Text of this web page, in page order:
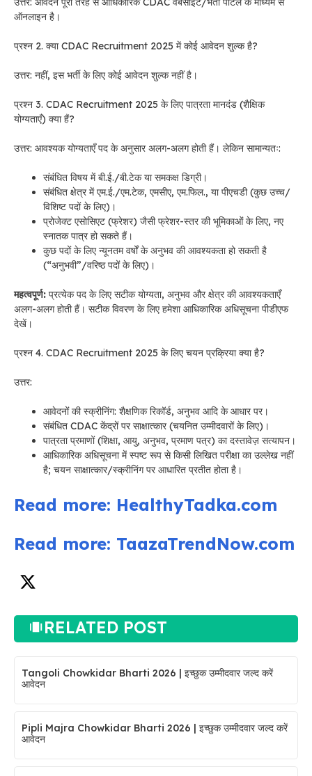
ऑनलाइन है।
प्रश्न 2. क्या CDAC Recruitment 2025 में कोई आवेदन शुल्क है?
उत्तर: नहीं, इस भर्ती के लिए कोई आवेदन शुल्क नहीं है।
प्रश्न 3. CDAC Recruitment 2025 के लिए पात्रता मानदंड (शैक्षिक
योग्यताएँ) क्या हैं?
उत्तर: आवश्यक योग्यताएँ पद के अनुसार अलग-अलग होती हैं। लेकिन सामान्यतः:
संबंधित विषय में बी.ई./बी.टेक या समकक्ष डिग्री।
संबंधित क्षेत्र में एम.ई./एम.टेक, एमसीए, एम.फिल., या पीएचडी (कुछ उच्च/
विशिष्ट पदों के लिए)।
प्रोजेक्ट एसोसिएट (फ्रेशर) जैसी फ्रेशर-स्तर की भूमिकाओं के लिए, नए
स्नातक पात्र हो सकते हैं।
कुछ पदों के लिए न्यूनतम वर्षों के अनुभव की आवश्यकता हो सकती है
(“अनुभवी”/वरिष्ठ पदों के लिए)।
महत्वपूर्ण: प्रत्येक पद के लिए सटीक योग्यता, अनुभव और क्षेत्र की आवश्यकताएँ
अलग-अलग होती हैं। सटीक विवरण के लिए हमेशा आधिकारिक अधिसूचना पीडीएफ
देखें।
प्रश्न 4. CDAC Recruitment 2025 के लिए चयन प्रक्रिया क्या है?
उत्तर:
आवेदनों की स्क्रीनिंग: शैक्षणिक रिकॉर्ड, अनुभव आदि के आधार पर।
संबंधित CDAC केंद्रों पर साक्षात्कार (चयनित उम्मीदवारों के लिए)।
पात्रता प्रमाणों (शिक्षा, आयु, अनुभव, प्रमाण पत्र) का दस्तावेज़ सत्यापन।
आधिकारिक अधिसूचना में स्पष्ट रूप से किसी लिखित परीक्षा का उल्लेख नहीं
है; चयन साक्षात्कार/स्क्रीनिंग पर आधारित प्रतीत होता है।
Read more: HealthyTadka.com
Read more: TaazaTrendNow.com
RELATED POST
Tangoli Chowkidar Bharti 2026 | इच्छुक उम्मीदवार जल्द करें
आवेदन
Pipli Majra Chowkidar Bharti 2026 | इच्छुक उम्मीदवार जल्द करें
आवेदन